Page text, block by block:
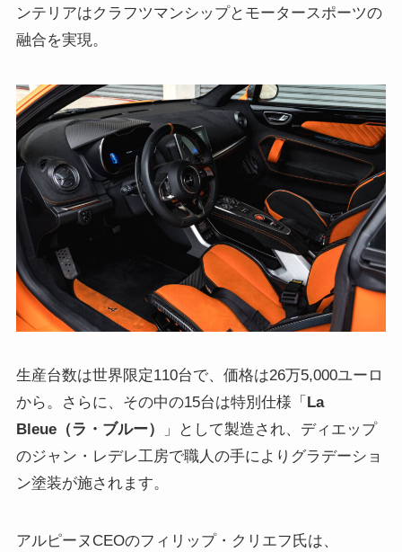
ンテリアはクラフツマンシップとモータースポーツの
融合を実現。
生産台数は世界限定110台で、価格は26万5,000ユーロ
から。さらに、その中の15台は特別仕様「 La
Bleue（ラ・ブルー）
」として製造され、ディエップ
のジャン・レデレ工房で職人の手によりグラデーショ
ン塗装が施されます。
アルピーヌCEOのフィリップ・クリエフ氏は、